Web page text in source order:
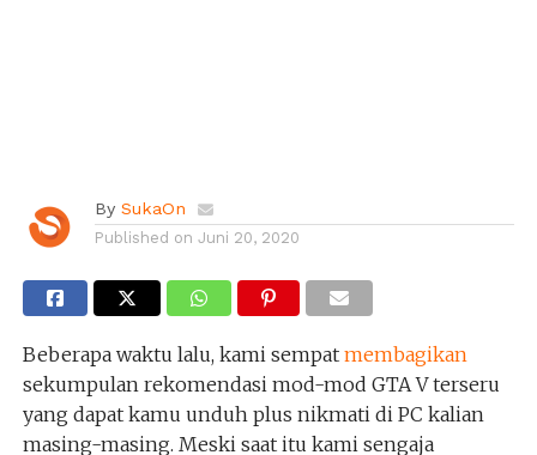
By SukaOn
Published on Juni 20, 2020
Beberapa waktu lalu, kami sempat membagikan
sekumpulan rekomendasi mod-mod GTA V terseru
yang dapat kamu unduh plus nikmati di PC kalian
masing-masing. Meski saat itu kami sengaja